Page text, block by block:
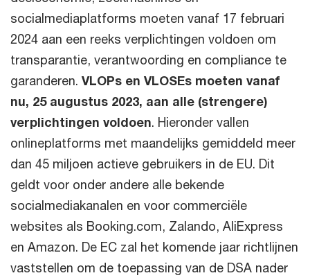
socialmediaplatforms moeten vanaf 17 februari
2024 aan een reeks verplichtingen voldoen om
transparantie, verantwoording en compliance te
garanderen. VLOPs en VLOSEs moeten vanaf
nu, 25 augustus 2023, aan alle (strengere)
verplichtingen voldoen. Hieronder vallen
onlineplatforms met maandelijks gemiddeld meer
dan 45 miljoen actieve gebruikers in de EU. Dit
geldt voor onder andere alle bekende
socialmediakanalen en voor commerciële
websites als Booking.com, Zalando, AliExpress
en Amazon. De EC zal het komende jaar richtlijnen
vaststellen om de toepassing van de DSA nader